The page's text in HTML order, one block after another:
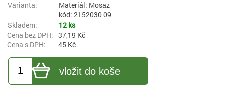
Materiál: Mosaz
kód: 2152030 09
12 ks
37,19 Kč
45 Kč
vložit do koše